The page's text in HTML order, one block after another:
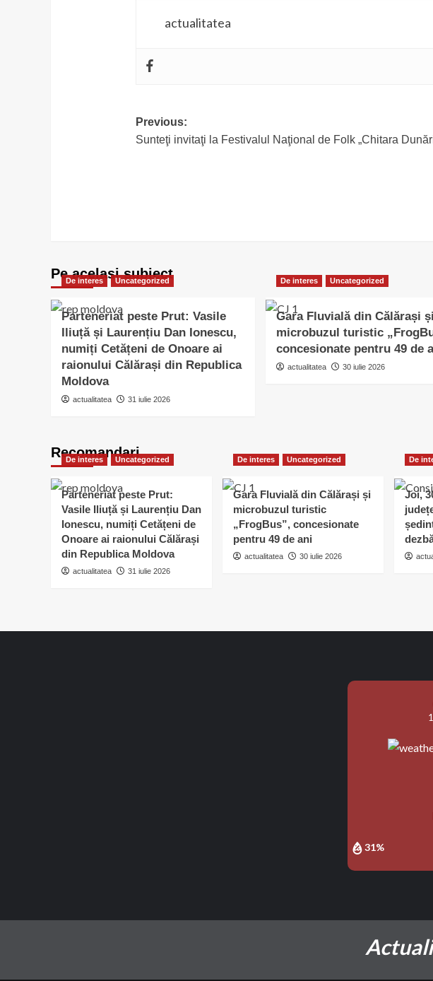
actualitatea
Post
navigation
Previous:
Sunteţi invitaţi la Festivalul Naţional de Folk „Chitara
Pe acelasi subiect
De interes Uncategorized
Parteneriat peste Prut: Vasile
Iliuță și Laurențiu Dan Ionescu,
numiți Cetățeni de Onoare ai
raionului Călărași din Republica
Moldova
actualitatea 31 iulie 2026
De interes Uncategorized
Gara Fluvială din Călărași și
microbuzul turistic
concesionate pentru 49 de
actualitatea 30 iulie 2026
Recomandari
De interes Uncategorized
Parteneriat peste Prut:
Vasile Iliuță și Laurențiu Dan
Ionescu, numiți Cetățeni de
Onoare ai raionului Călărași
din Republica Moldova
actualitatea 31 iulie 2026
De interes Uncategorized
Gara Fluvială din Călărași și
microbuzul turistic
„FrogBus”, concesionate
pentru 49 de ani
actualitatea 30 iulie 2026
De
Joi,
31%